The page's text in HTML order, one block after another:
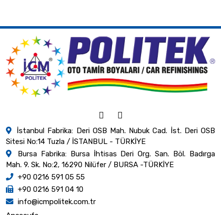
İstanbul Fabrika: Deri OSB Mah. Nubuk Cad. İst. Deri OSB
Sitesi No:14 Tuzla / İSTANBUL - TÜRKİYE
Bursa Fabrika: Bursa İhtisas Deri Org. San. Böl. Badırga
Mah. 9. Sk. No:2, 16290 Nilüfer / BURSA -TÜRKİYE
+90 0216 591 05 55
+90 0216 591 04 10
info@icmpolitek.com.tr